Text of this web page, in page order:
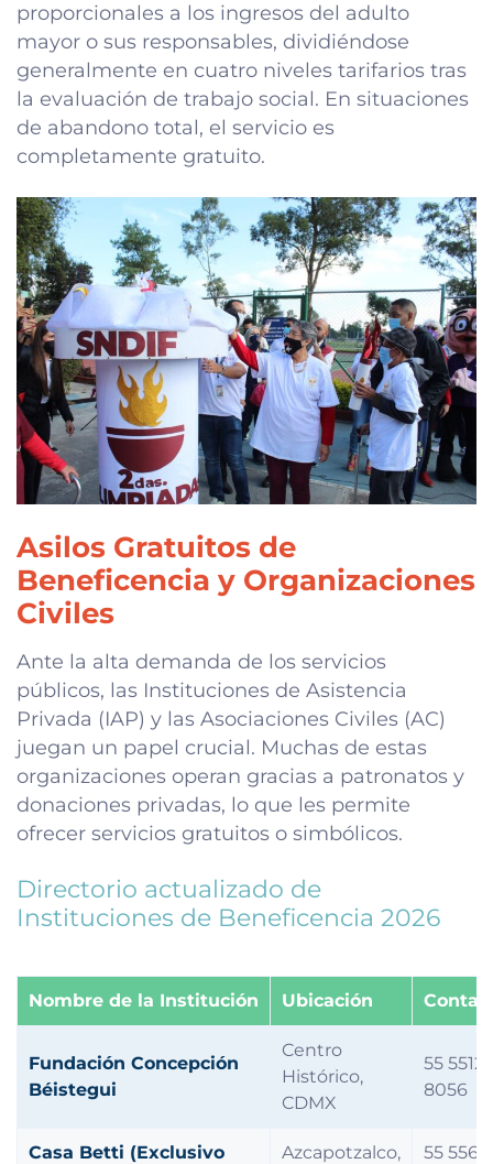
proporcionales a los ingresos del adulto
mayor o sus responsables, dividiéndose
generalmente en cuatro niveles tarifarios tras
la evaluación de trabajo social. En situaciones
de abandono total, el servicio es
completamente gratuito.
Asilos Gratuitos de
Beneficencia y Organizaciones
Civiles
Ante la alta demanda de los servicios
públicos, las Instituciones de Asistencia
Privada (IAP) y las Asociaciones Civiles (AC)
juegan un papel crucial. Muchas de estas
organizaciones operan gracias a patronatos y
donaciones privadas, lo que les permite
ofrecer servicios gratuitos o simbólicos.
Directorio actualizado de
Instituciones de Beneficencia 2026
Nombre de la Institución Ubicación
Fundación Concepción
Béistegui
Centro
Histórico,
CDMX
55 5512
8056
Casa Betti (Exclusivo Azcapotzalco, 55 5561